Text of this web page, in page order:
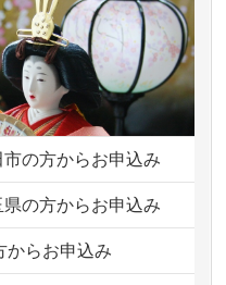
市の方からお申込み
県の方からお申込み
からお申込み